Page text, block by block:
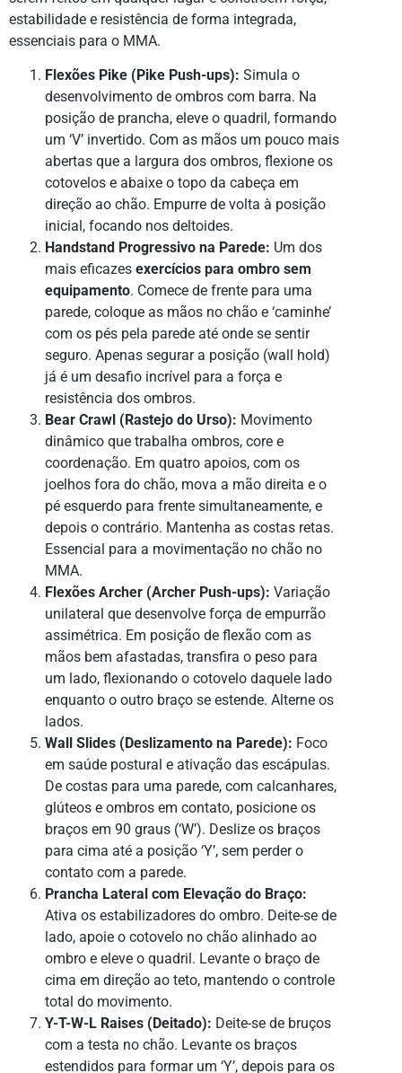
estabilidade e resistência de forma integrada,
essenciais para o MMA.
Flexões Pike (Pike Push-ups): Simula o
desenvolvimento de ombros com barra. Na
posição de prancha, eleve o quadril, formando
um ‘V’ invertido. Com as mãos um pouco mais
abertas que a largura dos ombros, flexione os
cotovelos e abaixe o topo da cabeça em
direção ao chão. Empurre de volta à posição
inicial, focando nos deltoides.
Handstand Progressivo na Parede: Um dos
mais eficazes exercícios para ombro sem
equipamento. Comece de frente para uma
parede, coloque as mãos no chão e ‘caminhe’
com os pés pela parede até onde se sentir
seguro. Apenas segurar a posição (wall hold)
já é um desafio incrível para a força e
resistência dos ombros.
Bear Crawl (Rastejo do Urso): Movimento
dinâmico que trabalha ombros, core e
coordenação. Em quatro apoios, com os
joelhos fora do chão, mova a mão direita e o
pé esquerdo para frente simultaneamente, e
depois o contrário. Mantenha as costas retas.
Essencial para a movimentação no chão no
MMA.
Flexões Archer (Archer Push-ups): Variação
unilateral que desenvolve força de empurrão
assimétrica. Em posição de flexão com as
mãos bem afastadas, transfira o peso para
um lado, flexionando o cotovelo daquele lado
enquanto o outro braço se estende. Alterne os
lados.
Wall Slides (Deslizamento na Parede): Foco
em saúde postural e ativação das escápulas.
De costas para uma parede, com calcanhares,
glúteos e ombros em contato, posicione os
braços em 90 graus (‘W’). Deslize os braços
para cima até a posição ‘Y’, sem perder o
contato com a parede.
Prancha Lateral com Elevação do Braço:
Ativa os estabilizadores do ombro. Deite-se de
lado, apoie o cotovelo no chão alinhado ao
ombro e eleve o quadril. Levante o braço de
cima em direção ao teto, mantendo o controle
total do movimento.
Y-T-W-L Raises (Deitado): Deite-se de bruços
com a testa no chão. Levante os braços
estendidos para formar um ‘Y’, depois para os